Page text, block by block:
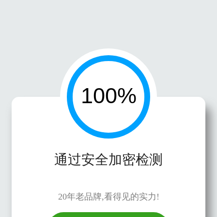
通过安全加密检测
20年老品牌,看得见的实力!